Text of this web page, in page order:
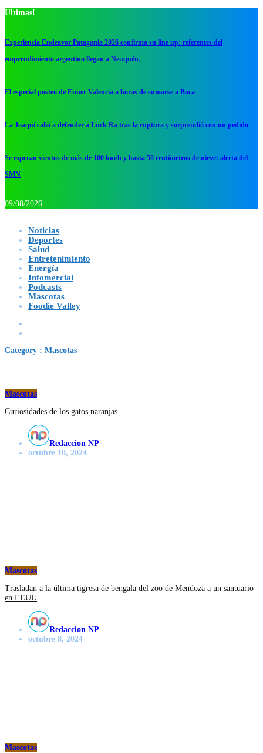
Ultimas!
Experiencia Endeavor Patagonia 2026 confirma su line up: referentes del
emprendimiento argentino llegan a Neuquén.
El especial posteo de Enner Valencia a horas de sumarse a Boca
La Joaqui salió a defender a Luck Ra tras la ruptura y sorprendió con un pedido
Se esperan vientos de más de 100 km/h y hasta 50 centímetros de nieve: alerta del
SMN
09/08/2026
Noticias
Deportes
Salud
Entretenimiento
Energía
Infomercial
Podcasts
Mascotas
Foodie Valley
Category : Mascotas
Mascotas
Curiosidades de los gatos naranjas
Redaccion NP
octubre 10, 2024
Mascotas
Trasladan a la última tigresa de bengala del zoo de Mendoza a un santuario
en EEUU
Redaccion NP
octubre 8, 2024
Mascotas